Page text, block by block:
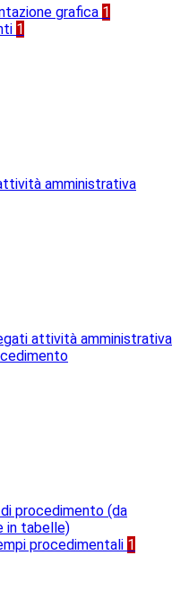
grafica 1
1
amministrativa
attività amministrativa
procedimento (da
in tabelle)
procedimentali 1